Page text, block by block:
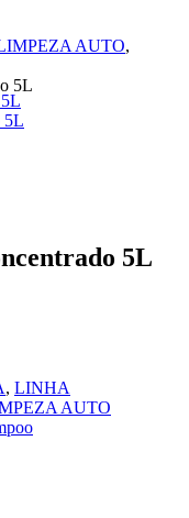
AUTO,
5L
5L
5L
, LINHA
AUTO